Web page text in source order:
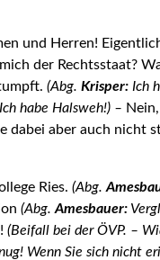
und Herren!
der Rechts­staat?
(Abg. Krisper: Ich
habe Halsweh!) –
dabei aber auch nicht
Ries. (Abg.
(Abg. Amesbauer:
(Beifall bei der ÖVP. –
Wenn Sie sich nicht